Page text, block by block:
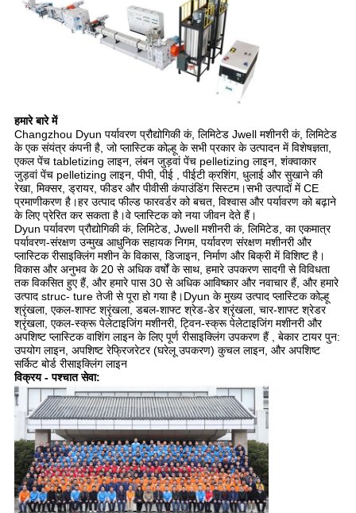
हमारे बारे में
Changzhou Dyun पर्यावरण प्रौद्योगिकी कं, लिमिटेड Jwell मशीनरी कं, लिमिटेड
के एक संयंत्र कंपनी है, जो प्लास्टिक कोल्हू के सभी प्रकार के उत्पादन में विशेषज्ञता,
एकल पेंच tabletizing लाइन, लंबन जुड़वां पेंच pelletizing लाइन, शंक्वाकार
जुड़वां पेंच pelletizing लाइन, पीपी, पीई , पीईटी क्रशिंग, धुलाई और सुखाने की
रेखा, मिक्सर, ड्रायर, फीडर और पीवीसी कंपाउंडिंग सिस्टम।सभी उत्पादों में CE
प्रमाणीकरण है।हर उत्पाद फील्ड फारवर्डर को बचत, विश्वास और पर्यावरण को बढ़ाने
के लिए प्रेरित कर सकता है।वे प्लास्टिक को नया जीवन देते हैं।
Dyun पर्यावरण प्रौद्योगिकी कं, लिमिटेड, Jwell मशीनरी कं, लिमिटेड, का एकमात्र
पर्यावरण-संरक्षण उन्मुख आधुनिक सहायक निगम, पर्यावरण संरक्षण मशीनरी और
प्लास्टिक रीसाइक्लिंग मशीन के विकास, डिजाइन, निर्माण और बिक्री में विशिष्ट है।
विकास और अनुभव के 20 से अधिक वर्षों के साथ, हमारे उपकरण सादगी से विविधता
तक विकसित हुए हैं, और हमारे पास 30 से अधिक आविष्कार और नवाचार हैं, और हमारे
उत्पाद struc- ture तेजी से पूरा हो गया है।Dyun के मुख्य उत्पाद प्लास्टिक कोल्हू
श्रृंखला, एकल-शाफ्ट श्रृंखला, डबल-शाफ्ट श्रेड-डेर श्रृंखला, चार-शाफ्ट श्रेडर
श्रृंखला, एकल-स्क्रू पेलेटाइजिंग मशीनरी, ट्विन-स्क्रू पेलेटाइजिंग मशीनरी और
अपशिष्ट प्लास्टिक वाशिंग लाइन के लिए पूर्ण रीसाइक्लिंग उपकरण हैं , बेकार टायर पुन:
उपयोग लाइन, अपशिष्ट रेफ्रिजरेटर (घरेलू उपकरण) कुचल लाइन, और अपशिष्ट
सर्किट बोर्ड रीसाइक्लिंग लाइन
विक्रय - पश्चात सेवा: